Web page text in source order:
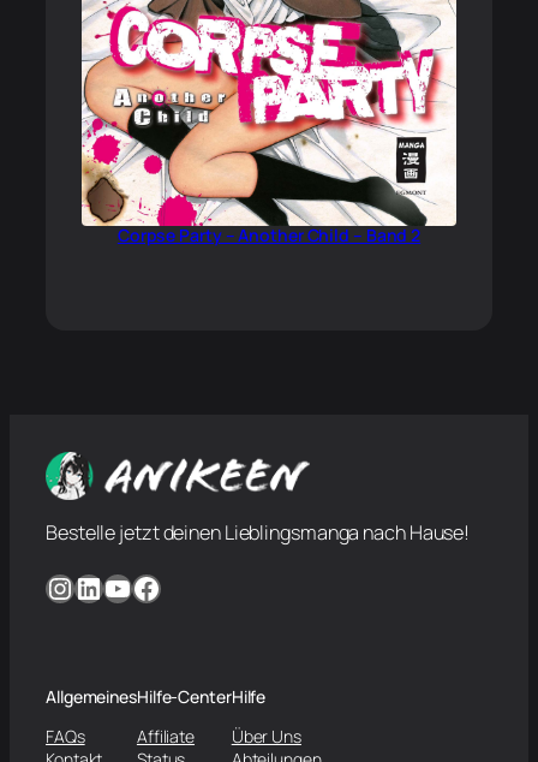
Corpse Party – Another Child – Band 2
Bestelle jetzt deinen Lieblingsmanga nach Hause!
InstagramLinkedIn YouTube Facebook
Allgemeines
FAQs
Hilfe-Center
Affiliate
Hilfe
Über Uns